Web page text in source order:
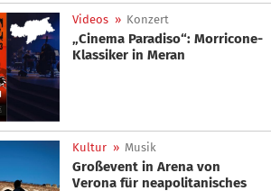
Videos » Konzert
„Cinema Paradiso“: Morricone-
Klassiker in Meran
Kultur » Musik
Großevent in Arena von
Verona für neapolitanisches